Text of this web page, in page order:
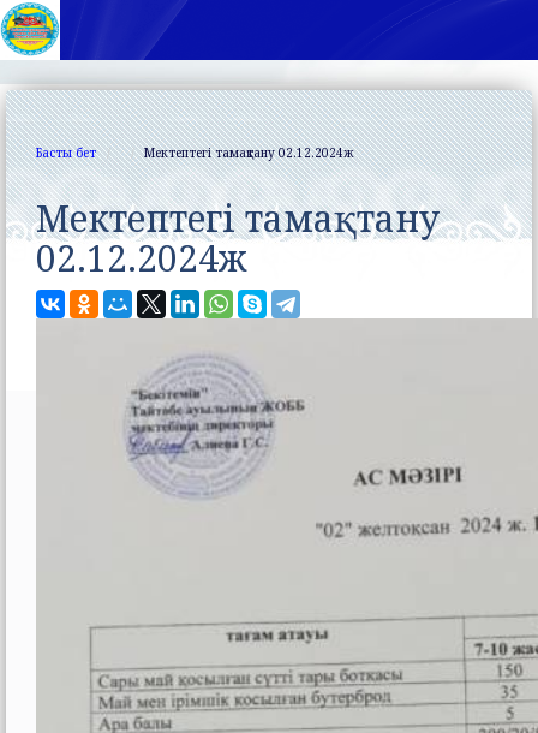
Басты бет Мектептегі тамақтану 02.12.2024ж
Мектептегі тамақтану
02.12.2024ж